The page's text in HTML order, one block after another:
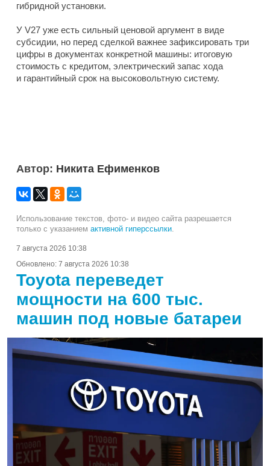
гибридной установки.
У V27 уже есть сильный ценовой аргумент в виде
субсидии, но перед сделкой важнее зафиксировать три
цифры в документах конкретной машины: итоговую
стоимость с кредитом, электрический запас хода
и гарантийный срок на высоковольтную систему.
Автор: Никита Ефименков
Использование текстов, фото- и видео сайта разрешается
только с указанием активной гиперссылки.
7 августа 2026 10:38
Обновлено: 7 августа 2026 10:38
Toyota переведет
мощности на 600 тыс.
машин под новые батареи